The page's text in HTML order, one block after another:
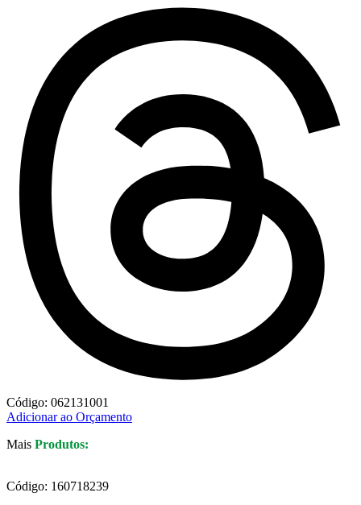
Código: 062131001
Adicionar ao Orçamento
Mais Produtos:
Código: 160718239